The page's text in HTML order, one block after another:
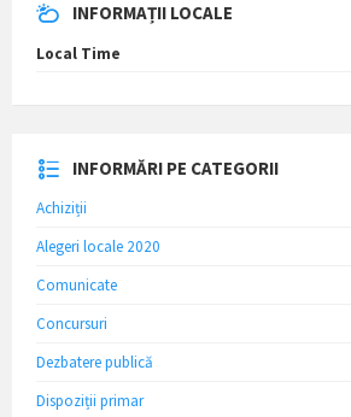
INFORMAȚII LOCALE
Local Time
INFORMĂRI PE CATEGORII
Achiziții
Alegeri locale 2020
Comunicate
Concursuri
Dezbatere publică
Dispoziții primar